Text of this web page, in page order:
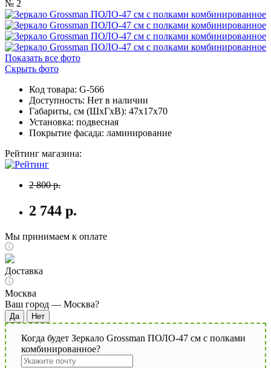
Показать все фото
Скрыть фото
Код товара: G-566
Доступность: Нет в наличии
Габариты, см (ШхГхВ): 47x17x70
Установка: подвесная
Покрытие фасада: ламинирование
Рейтинг магазина:
2 800 р.
2 744 р.
Мы принимаем к оплате
Доставка
Москва
Ваш город — Москва?
Когда будет Зеркало Grossman ПОЛО-47 см с полками
комбинированное?